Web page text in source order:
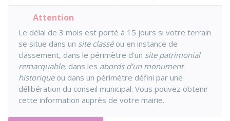
Attention
Le délai de 3 mois est porté à 15 jours si votre terrain
se situe dans un site classéou en instance de
classement, dans le périmètre d'un site patrimonial
remarquable, dans les abords d'un monument
historiqueou dans un périmètre défini par une
délibération du conseil municipal. Vous pouvez obtenir
cette information auprès de votre mairie.